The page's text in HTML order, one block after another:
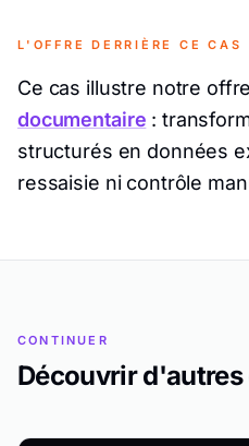
L'OFFRE DERRIÈRE CE CAS
Ce cas illustre notre
documentaire :
structurés en données
ressaisie ni contrôle
CONTINUER
Découvrir d'autres